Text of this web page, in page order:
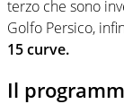
terzo che sono
Golfo Persico,
15 curve.
Il